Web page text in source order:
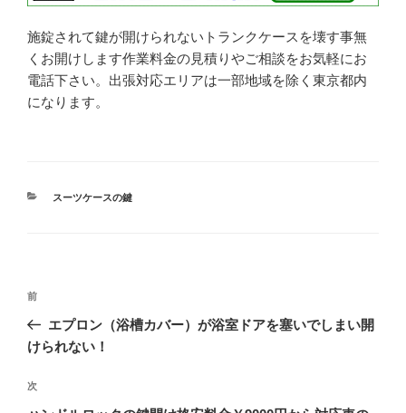
施錠されて鍵が開けられないトランクケースを壊す事無
くお開けします作業料金の見積りやご相談をお気軽にお
電話下さい。出張対応エリアは一部地域を除く東京都内
になります。
カ
スーツケースの鍵
投
ナ
ゲ
前
の
投
前
エプロン（浴槽カバー）が浴室ドアを塞いでしまい開
けられない！
次
の
次